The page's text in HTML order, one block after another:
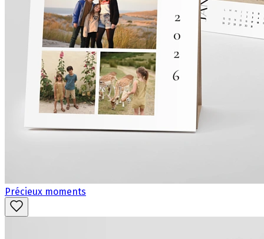
Précieux moments